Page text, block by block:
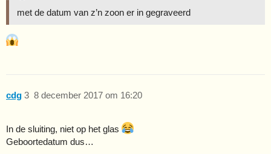
met de datum van z’n zoon er in gegraveerd
cdg 8 december 2017 om 16:20
3
In de sluiting, niet op het glas
Geboortedatum dus…